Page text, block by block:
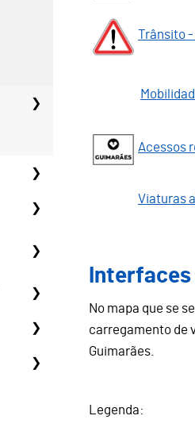
Trânsito
Acessos
Viaturas
No mapa que se
carregamento de
Guimarães.
Legenda: